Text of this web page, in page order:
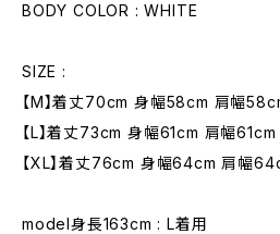
BODY COLOR : WHITE
SIZE :
【M】着丈70cm 身幅58cm 肩幅
【L】着丈73cm 身幅61cm 肩幅
【XL】着丈76cm 身幅64cm 肩幅
model身長163cm : L着用